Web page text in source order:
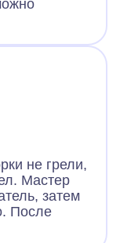
не грели,
Мастер
затем
После